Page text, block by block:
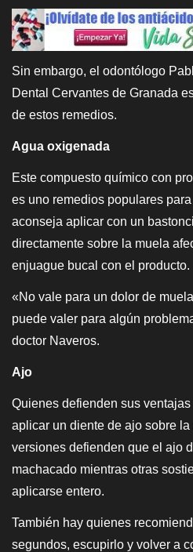
Sin embargo, el odontólogo
Dental Cervantes de Granada
de estos remedios.
Agua oxigenada
Este compuesto químico con
es uno remedios populares
aconseja aplicar con un
directamente sobre la muela
enjuague bucal con el producto.
«No vale para un dolor de
puede valer para algún
doctor Naveros.
Ajo
Quienes defienden sus
aplicar un diente de ajo sobre
versiones defienden que el ajo
machacado mientras otras
aplicarse entero.
También hay quienes
segundos, escupirlo y volver a